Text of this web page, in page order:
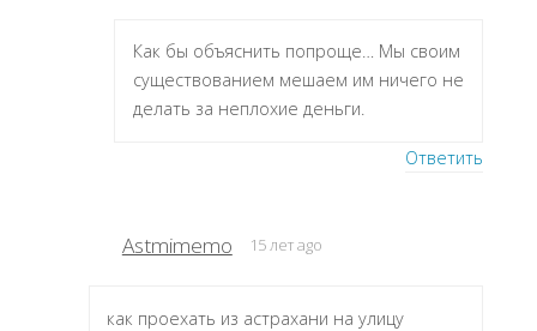
Как бы объяснить попроще… Мы своим
существованием мешаем им ничего не
делать за неплохие деньги.
Ответить
Astmimemo 15 лет ago
как проехать из астрахани на улицу